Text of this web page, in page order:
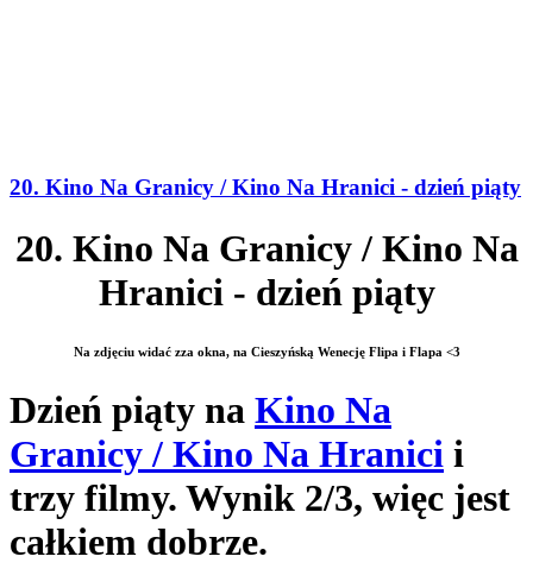
20. Kino Na Granicy / Kino Na Hranici - dzień piąty
20. Kino Na Granicy / Kino Na
Hranici - dzień piąty
Na zdjęciu widać zza okna, na Cieszyńską Wenecję Flipa i Flapa <3
Dzień piąty na Kino Na
Granicy / Kino Na Hranici i
trzy filmy. Wynik 2/3, więc jest
całkiem dobrze.